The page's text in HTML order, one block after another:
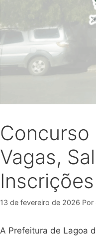
Concurso
Vagas,
13 de fevereiro de 2026 Por
A Prefeitura de Lagoa